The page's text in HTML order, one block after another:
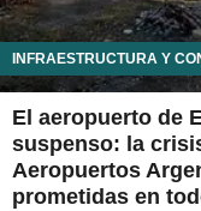
INFRAESTRUCTURA Y
El aeropuerto de
suspenso: la
Aeropuertos
prometidas en